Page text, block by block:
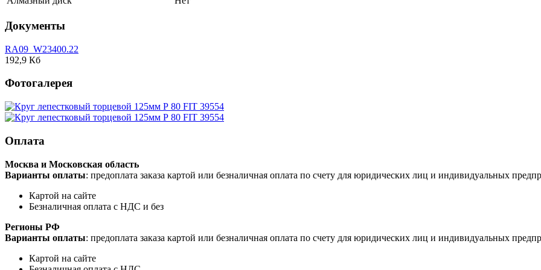
Документы
RA09_W23400.22
192,9 Кб
Фотогалерея
Оплата
Москва и Московская область
Варианты оплаты: предоплата заказа картой или безналичная оплата по счету для юридических лиц и индивидуальных
Картой на сайте
Безналичная оплата с НДС и без
Регионы РФ
Варианты оплаты: предоплата заказа картой или безналичная оплата по счету для юридических лиц и индивидуальных
Картой на сайте